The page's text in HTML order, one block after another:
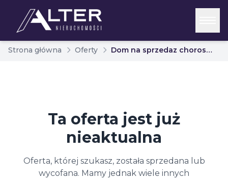
Strona główna Oferty Dom na sprzedaz choroszcz gw porosy 6980966
Ta oferta jest już
nieaktualna
Oferta, której szukasz, została sprzedana lub
wycofana. Mamy jednak wiele innych